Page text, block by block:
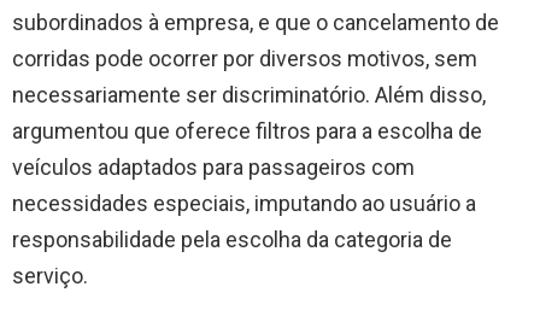
subordinados à empresa, e que o cancelamento de
corridas pode ocorrer por diversos motivos, sem
necessariamente ser discriminatório. Além disso,
argumentou que oferece filtros para a escolha de
veículos adaptados para passageiros com
necessidades especiais, imputando ao usuário a
responsabilidade pela escolha da categoria de
serviço.